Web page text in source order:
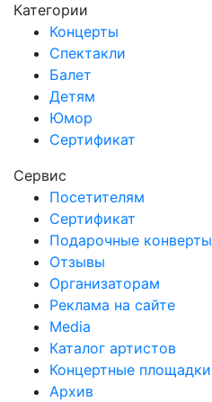
Категории
Концерты
Спектакли
Балет
Детям
Юмор
Сертификат
Сервис
Посетителям
Сертификат
Подарочные конверты
Отзывы
Организаторам
Реклама на сайте
Media
Каталог артистов
Концертные площадки
Архив